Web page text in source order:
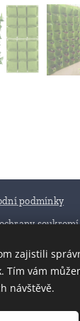
podmínky
soukromí
- Morava
zajistili
Tím vám
návštěvě.